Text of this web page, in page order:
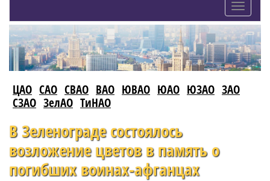
Toggle
ЦАО САО СВАО ВАО ЮВАО ЮАО ЮЗАО ЗАО
СЗАО ЗелАО ТиНАО
В Зеленограде состоялось
возложение цветов в память о
погибших воинах-афганцах